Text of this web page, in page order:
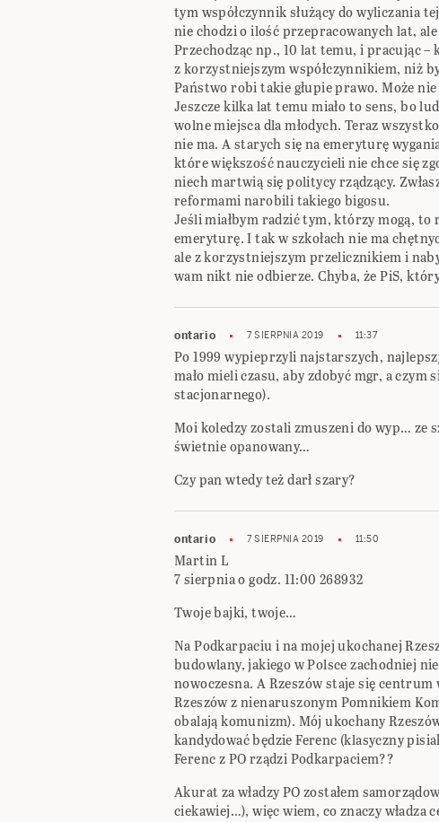
tym współczynnik służący do wyliczania
nie chodzi o ilość przepracowanych lat,
Przechodząc np., 10 lat temu, i pracując –
z korzystniejszym współczynnikiem, niż
Państwo robi takie głupie prawo. Może
Jeszcze kilka lat temu miało to sens, bo
wolne miejsca dla młodych. Teraz
nie ma. A starych się na emeryturę
które większość nauczycieli nie chce się
niech martwią się politycy rządzący.
reformami narobili takiego bigosu.
Jeśli miałbym radzić tym, którzy mogą, to
emeryturę. I tak w szkołach nie ma
ale z korzystniejszym przelicznikiem i
wam nikt nie odbierze. Chyba, że PiS,
ontario 7 SIERPNIA 2019 11:37
Po 1999 wypieprzyli najstarszych,
mało mieli czasu, aby zdobyć mgr, a czym
stacjonarnego).
Moi koledzy zostali zmuszeni do wyp… ze
świetnie opanowany…
Czy pan wtedy też darł szary?
ontario 7 SIERPNIA 2019 11:50
Martin L
7 sierpnia o godz. 11:00 268932
Twoje bajki, twoje…
Na Podkarpaciu i na mojej ukochanej
budowlany, jakiego w Polsce zachodniej
nowoczesna. A Rzeszów staje się
Rzeszów z nienaruszonym Pomnikiem
obalają komunizm). Mój ukochany
kandydować będzie Ferenc (klasyczny
Ferenc z PO rządzi Podkarpaciem??
Akurat za władzy PO zostałem
ciekawiej…), więc wiem, co znaczy